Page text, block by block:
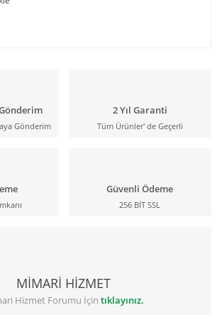
Gönderim
2 Yıl Garanti
Tüm Ürünler' de Geçerli
Güvenli Ödeme
256 BİT SSL
MİMARİ HİZMET
Hizmet Forumu İçin tıklayınız.